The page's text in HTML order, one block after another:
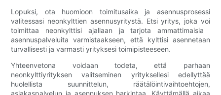
Lopuksi, ota huomioon toimitusaika ja asennusprosessi
valitessasi neonkylttien asennusyritystä. Etsi yritys, joka voi
toimittaa neonkylttisi ajallaan ja tarjota ammattimaisia ​​
asennuspalveluita varmistaakseen, että kylttisi asennetaan
turvallisesti ja varmasti yrityksesi toimipisteeseen.
Yhteenvetona voidaan todeta, että parhaan
neonkylttiyrityksen valitseminen yrityksellesi edellyttää
huolellista suunnittelun, räätälöintivaihtoehtojen,
asiakaspalvelun ja asennuksen harkintaa. Käyttämällä aikaa